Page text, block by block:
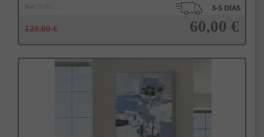
Ref. 5181
120,00 € 60,00 €
Añadir a la cesta